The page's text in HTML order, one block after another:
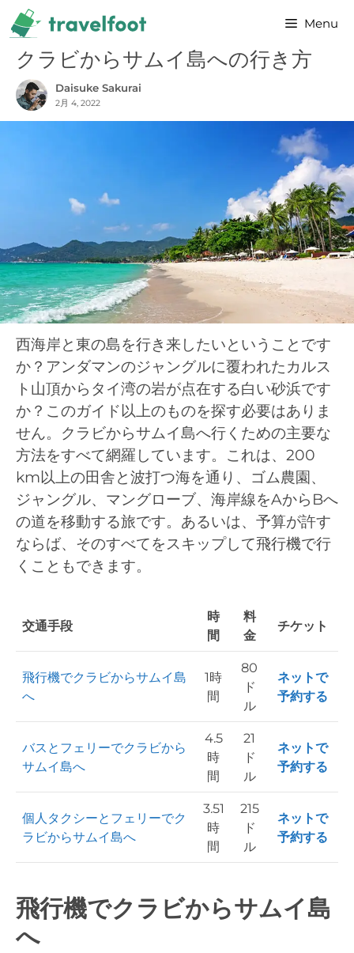
ン
へ
Menu
クラビからサムイ島への行き方
Daisuke Sakurai
2月 4, 2022
西海岸と東の島を行き来したいということです
か？アンダマンのジャングルに覆われたカルス
ト山頂からタイ湾の岩が点在する白い砂浜です
か？このガイド以上のものを探す必要はありま
せん。クラビからサムイ島へ行くための主要な
方法をすべて網羅しています。これは、200
km以上の田舎と波打つ海を通り、ゴム農園、
ジャングル、マングローブ、海岸線をAからBへ
の道を移動する旅です。あるいは、予算が許す
ならば、そのすべてをスキップして飛行機で行
くこともできます。
交通手段
時
間
料
金
チケット
飛行機でクラビからサムイ島
へ
1時
間
80
ド
ル
ネットで
予約する
バスとフェリーでクラビから
サムイ島へ
4.5
時
間
21
ド
ル
ネットで
予約する
個人タクシーとフェリーでク
ラビからサムイ島へ
3.51
時
間
215
ド
ル
ネットで
予約する
飛行機でクラビからサムイ島
へ